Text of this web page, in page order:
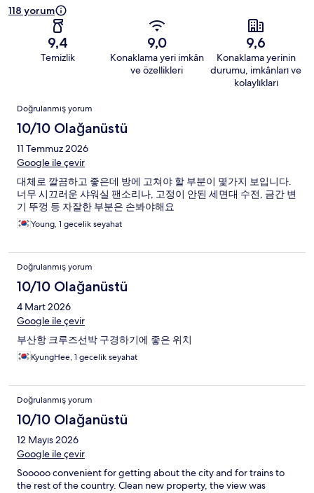
118 yorum
9,4
Temizlik
9,0
Konaklama yeri imkân
ve özellikleri
9,6
Konaklama yerinin
durumu, imkânları ve
kolaylıkları
Yorumlar
Doğrulanmış yorum
10/10 Olağanüstü
11 Temmuz 2026
Google ile çevir
대체로 깔끔하고 좋은데 방에 고쳐야 할 부분이 몇가지 보입니다.
너무 시끄러운 샤워실 팬소리나, 고정이 안된 세면대 수전, 금간 변
기 뚜껑 등 자잘한 부분은 손봐야해요
Young, 1 gecelik seyahat
Doğrulanmış yorum
10/10 Olağanüstü
4 Mart 2026
Google ile çevir
부산항 크루즈선박 구경하기에 좋은 위치
KyungHee, 1 gecelik seyahat
Doğrulanmış yorum
10/10 Olağanüstü
12 Mayıs 2026
Google ile çevir
Sooooo convenient for getting about the city and for trains to
the rest of the country. Clean new property, the view was